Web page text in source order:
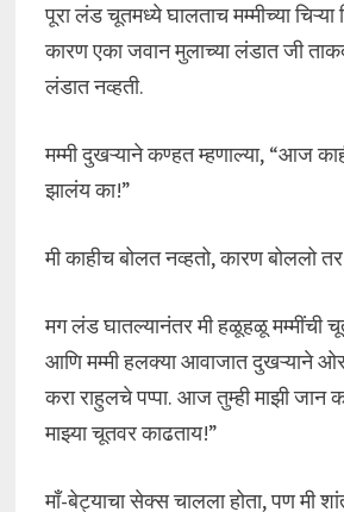
पूरा लंड चूतमध्ये घालताच मम्मीच्या चिऱ्या
कारण एका जवान मुलाच्या लंडात जी ताकद
लंडात नव्हती.
मम्मी दुखऱ्याने कण्हत म्हणाल्या, “आज
झालंय का!”
मी काहीच बोलत नव्हतो, कारण बोललो
मग लंड घातल्यानंतर मी हळूहळू मम्मींची
आणि मम्मी हलक्या आवाजात दुखऱ्याने
करा राहुलचे पप्पा. आज तुम्ही माझी जान
माझ्या चूतवर काढताय!”
माँ-बेट्याचा सेक्स चालला होता, पण मी